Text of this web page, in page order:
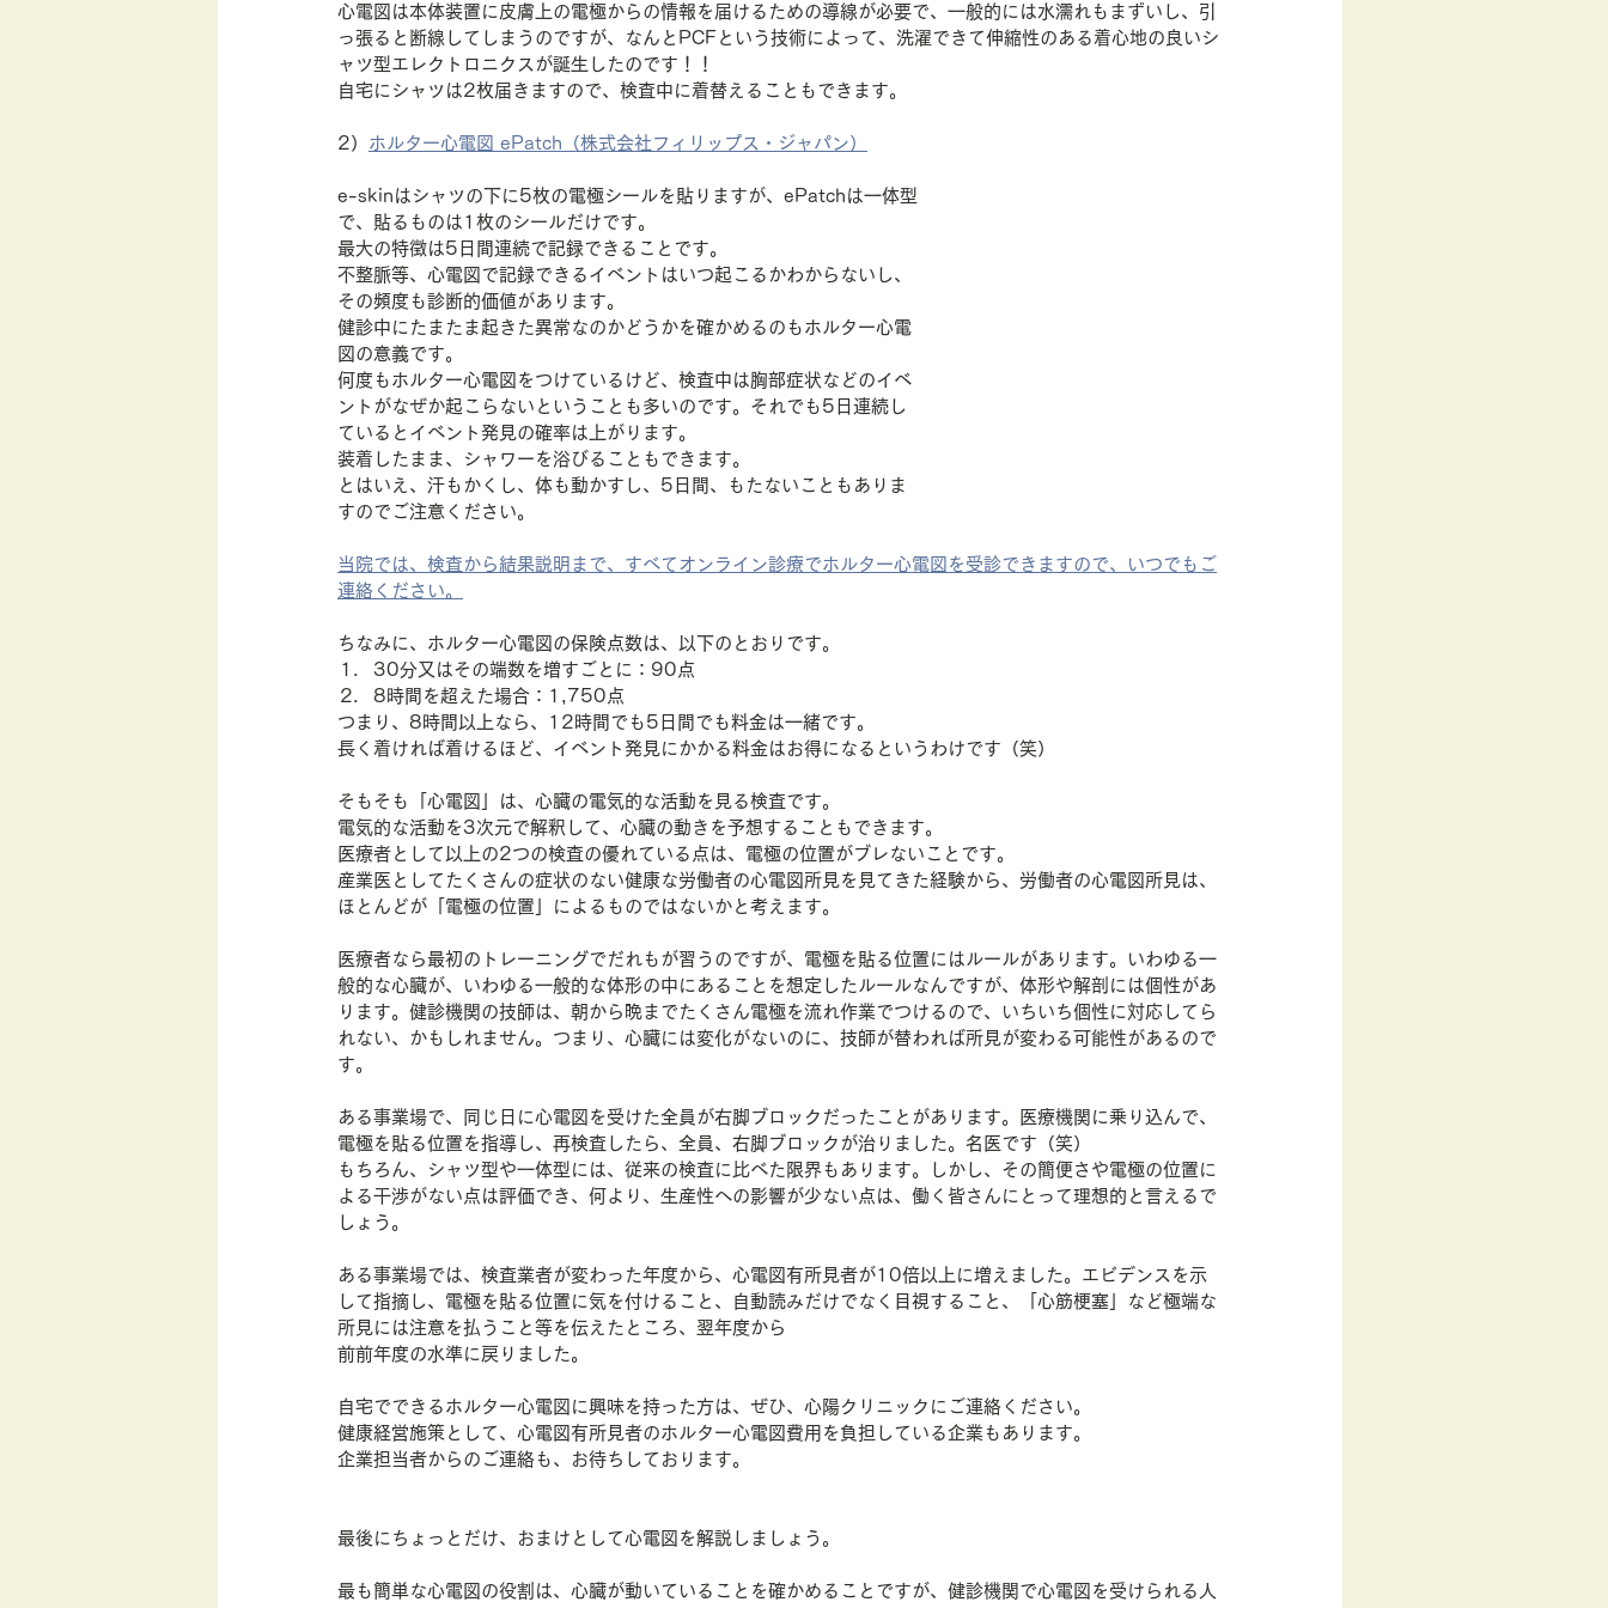
心電図は本体装置に皮膚上の電極からの情報を届けるための導線が必要で、一般的には水濡れもまずいし、引
っ張ると断線してしまうのですが、なんとPCFという技術によって、洗濯できて伸縮性のある着心地の良いシ
ャツ型エレクトロニクスが誕生したのです！！
自宅にシャツは2枚届きますので、検査中に着替えることもできます。
2） ホルター心電図 ePatch（株式会社フィリップス・ジャパン）
e-skinはシャツの下に5枚の電極シールを貼りますが、ePatchは一体型
で、貼るものは1枚のシールだけです。
最大の特徴は5日間連続で記録できることです。
不整脈等、心電図で記録できるイベントはいつ起こるかわからないし、
その頻度も診断的価値があります。
健診中にたまたま起きた異常なのかどうかを確かめるのもホルター心電
図の意義です。
何度もホルター心電図をつけているけど、検査中は胸部症状などのイベ
ントがなぜか起こらないということも多いのです。それでも5日連続し
ているとイベント発見の確率は上がります。
装着したまま、シャワーを浴びることもできます。
とはいえ、汗もかくし、体も動かすし、5日間、もたないこともありま
すのでご注意ください。
当院では、検査から結果説明まで、すべてオンライン診療でホルター心電図を受診できますので、いつでもご
連絡ください。
ちなみに、ホルター心電図の保険点数は、以下のとおりです。
30分又はその端数を増すごとに：90点
8時間を超えた場合：1,750点
つまり、8時間以上なら、12時間でも5日間でも料金は一緒です。
長く着ければ着けるほど、イベント発見にかかる料金はお得になるというわけです（笑）
そもそも「心電図」は、心臓の電気的な活動を見る検査です。
電気的な活動を3次元で解釈して、心臓の動きを予想することもできます。
医療者として以上の2つの検査の優れている点は、電極の位置がブレないことです。
産業医としてたくさんの症状のない健康な労働者の心電図所見を見てきた経験から、労働者の心電図所見は、
ほとんどが「電極の位置」によるものではないかと考えます。
医療者なら最初のトレーニングでだれもが習うのですが、電極を貼る位置にはルールがあります。いわゆる一
般的な心臓が、いわゆる一般的な体形の中にあることを想定したルールなんですが、体形や解剖には個性があ
ります。健診機関の技師は、朝から晩までたくさん電極を流れ作業でつけるので、いちいち個性に対応してら
れない、かもしれません。つまり、心臓には変化がないのに、技師が替われば所見が変わる可能性があるので
す。
ある事業場で、同じ日に心電図を受けた全員が右脚ブロックだったことがあります。医療機関に乗り込んで、
電極を貼る位置を指導し、再検査したら、全員、右脚ブロックが治りました。名医です（笑）
もちろん、シャツ型や一体型には、従来の検査に比べた限界もあります。しかし、その簡便さや電極の位置に
よる干渉がない点は評価でき、何より、生産性への影響が少ない点は、働く皆さんにとって理想的と言えるで
しょう。
ある事業場では、検査業者が変わった年度から、心電図有所見者が10倍以上に増えました。エビデンスを示
して指摘し、電極を貼る位置に気を付けること、自動読みだけでなく目視すること、「心筋梗塞」など極端な
所見には注意を払うこと等を伝えたところ、翌年度から
前前年度の水準に戻りました。
自宅でできるホルター心電図に興味を持った方は、ぜひ、心陽クリニックにご連絡ください。
健康経営施策として、心電図有所見者のホルター心電図費用を負担している企業もあります。
企業担当者からのご連絡も、お待ちしております。
最後にちょっとだけ、おまけとして心電図を解説しましょう。
最も簡単な心電図の役割は、心臓が動いていることを確かめることですが、健診機関で心電図を受けられる人